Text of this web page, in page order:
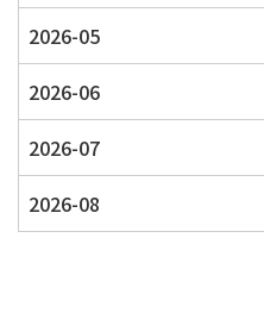
2026-05
2026-06
2026-07
2026-08